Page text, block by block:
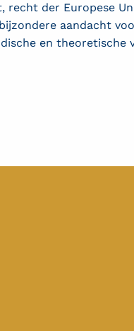
recht der Europese
aandacht
en theoretische